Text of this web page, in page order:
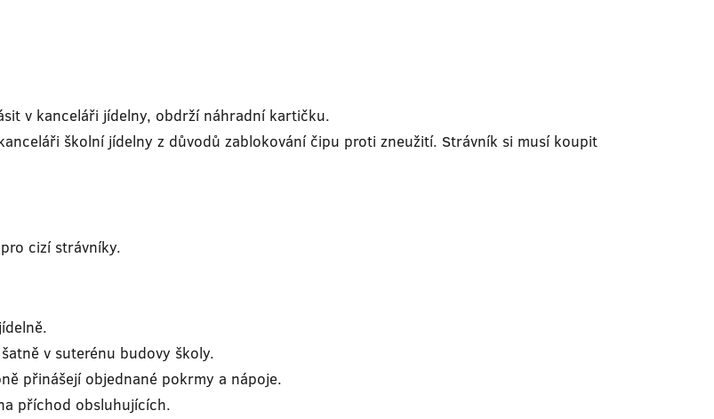
v kanceláři jídelny, obdrží náhradní kartičku.
školní jídelny z důvodů zablokování čipu proti zneužití. Strávník si musí koupit
cizí strávníky.
v suterénu budovy školy.
přinášejí objednané pokrmy a nápoje.
příchod obsluhujících.